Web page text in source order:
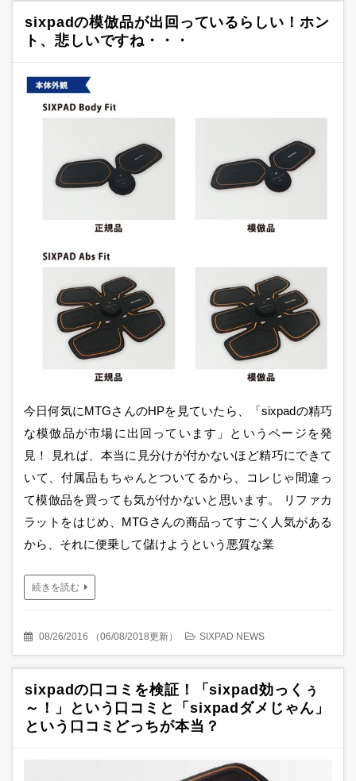
sixpadの模倣品が出回っているらしい！ホン
ト、悲しいですね・・・
今日何気にMTGさんのHPを見ていたら、「sixpadの精巧
な模倣品が市場に出回っています」というページを発
見！ 見れば、本当に見分けが付かないほど精巧にできて
いて、付属品もちゃんとついてるから、コレじゃ間違っ
て模倣品を買っても気が付かないと思います。 リファカ
ラットをはじめ、MTGさんの商品ってすごく人気がある
から、それに便乗して儲けようという悪質な業
続きを読む
08/26/2016 （06/08/2018更新） SIXPAD NEWS
sixpadの口コミを検証！「sixpad効っくぅ
～！」という口コミと「sixpadダメじゃん」
という口コミどっちが本当？